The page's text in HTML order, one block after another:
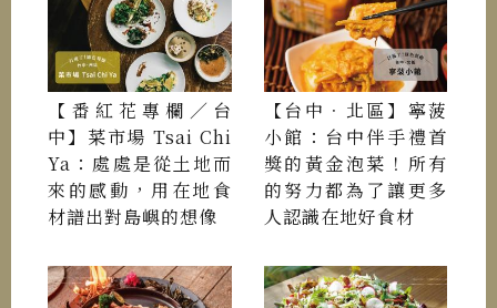
【番紅花專欄／台
中】菜市場 Tsai Chi
Ya：處處是從土地而
來的感動，用在地食
材譜出對島嶼的想像
【台中．北區】寧菠
小館：台中伴手禮首
獎的黃金泡菜！所有
的努力都為了讓更多
人認識在地好食材